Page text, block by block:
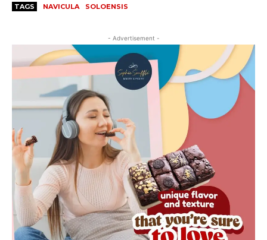
TAGS NAVICULA SOLOENSIS
- Advertisement -